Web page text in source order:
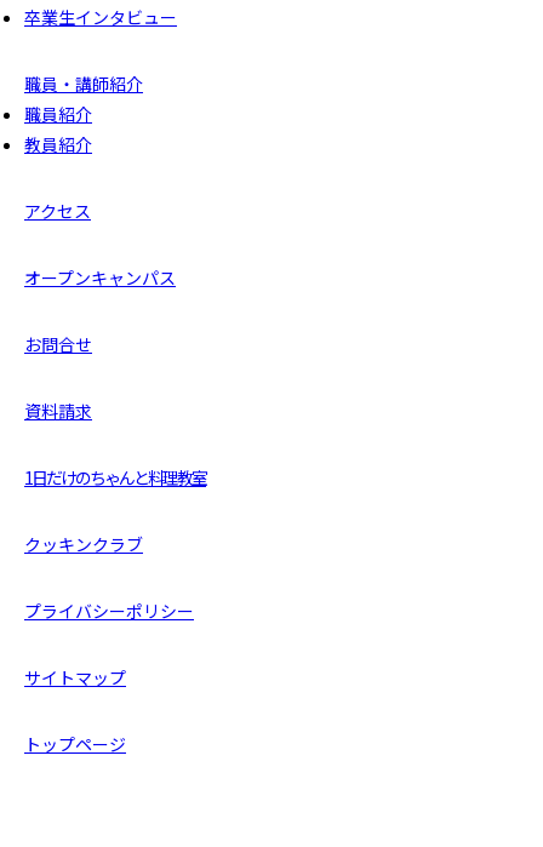
卒業生インタビュー
職員・講師紹介
職員紹介
教員紹介
アクセス
オープンキャンパス
お問合せ
資料請求
1日だけのちゃんと料理教室
クッキンクラブ
プライバシーポリシー
サイトマップ
トップページ